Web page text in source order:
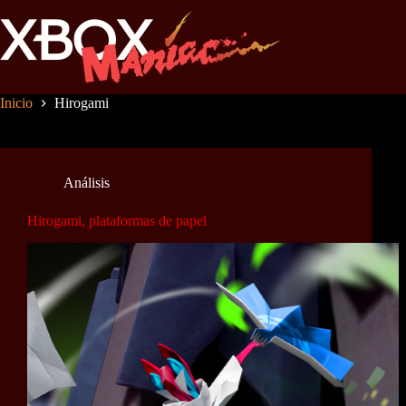
al
contenido
Inicio Hirogami
Análisis
Hirogami, plataformas de papel